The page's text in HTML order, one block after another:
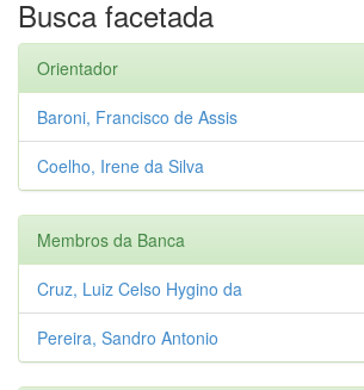
Busca facetada
Orientador
Baroni, Francisco de Assis
Coelho, Irene da Silva
Membros da Banca
Cruz, Luiz Celso Hygino da
Pereira, Sandro Antonio